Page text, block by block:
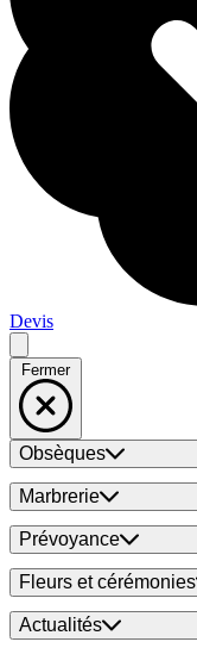
Devis
Fermer
Obsèques
Marbrerie
Prévoyance
Fleurs et cérémonies
Actualités